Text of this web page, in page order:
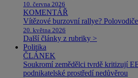
10. června 2026
KOMENTÁŘ
Vítězové burzovní rallye?
20. května 2026
Další články z rubriky >
Politika
ČLÁNEK
Soukromí zemědělci tvrdě kritizují
podnikatelské prostředí nedůvěrou